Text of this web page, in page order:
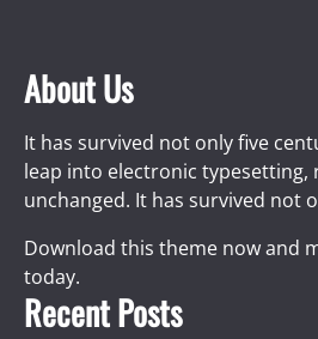
About Us
It has survived not only five
leap into electronic typesetting,
unchanged. It has survived not
Download this theme now and
today.
Recent Posts